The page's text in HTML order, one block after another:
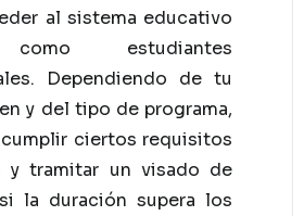
al sistema educativo
estudiantes
Dependiendo de tu
y del tipo de programa,
ciertos requisitos
y tramitar un visado de
la duración supera los